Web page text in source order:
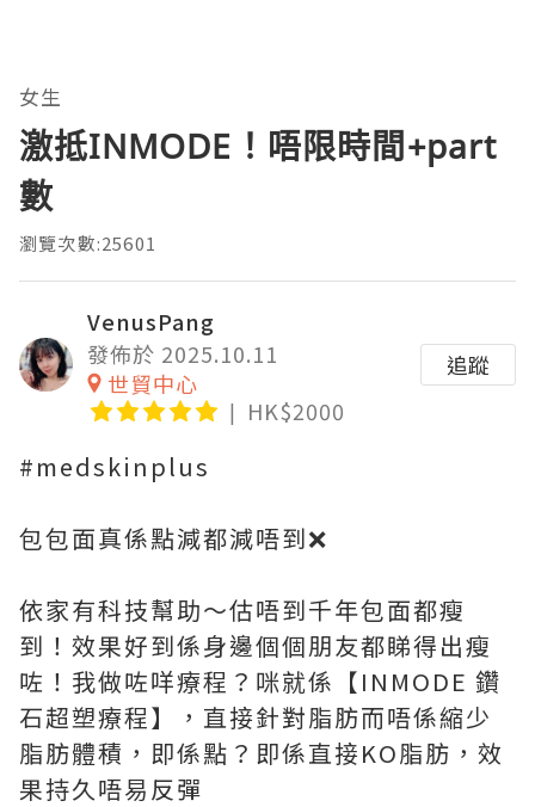
女生
激抵INMODE！唔限時間+part
數
瀏覽次數:25601
VenusPang
發佈於 2025.10.11
世貿中心
HK$2000
追蹤
#medskinplus
包包面真係點減都減唔到❌
依家有科技幫助～估唔到千年包面都瘦
到！效果好到係身邊個個朋友都睇得出瘦
咗！我做咗咩療程？咪就係【INMODE 鑽
石超塑療程】，直接針對脂肪而唔係縮少
脂肪體積，即係點？即係直接KO脂肪，效
果持久唔易反彈